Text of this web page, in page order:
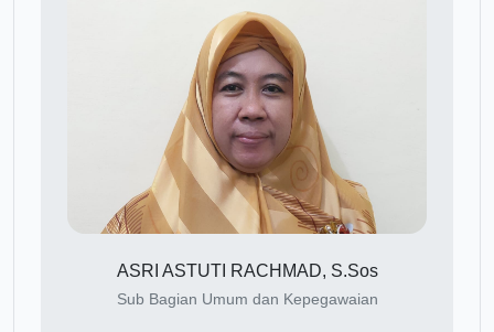
ASRI ASTUTI RACHMAD, S.Sos
Sub Bagian Umum dan Kepegawaian